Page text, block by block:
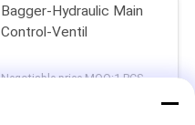
Bagger-Hydraulic Main
Control-Ventil
Negotiable price MOQ:1 PCS